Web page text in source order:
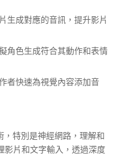
生成對應的音訊，提升影片
角色生成符合其動作和表情
者快速為視覺內容添加音
特別是神經網路，理解和
影片和文字輸入，透過深度